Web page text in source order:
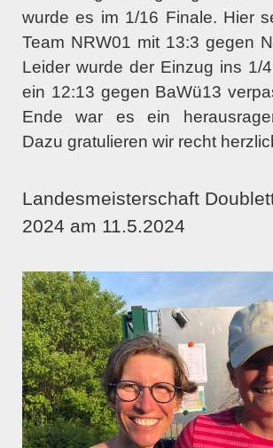
wurde es im 1/16 Finale. Hier
Team NRW01 mit 13:3 gegen
Leider wurde der Einzug ins 1/
ein 12:13 gegen BaWü13
Ende war es ein
Dazu gratulieren wir recht
Landesmeisterschaft
2024 am 11.5.2024